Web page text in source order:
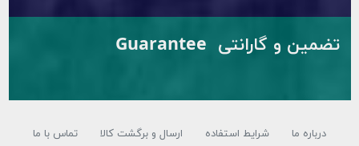
درباره ما شرایط استفاده ارسال و برگشت کالا تماس با ما